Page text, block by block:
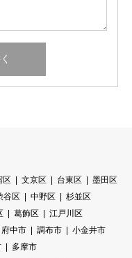
区 文京区 台東区
墨田区
谷区 中野区
杉並区
葛飾区
江戸川区
府中市 調布市
小金井市
多摩市